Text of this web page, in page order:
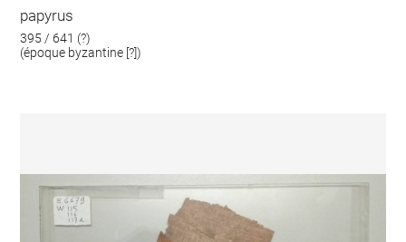
papyrus
395 / 641 (?)
(époque byzantine [?])